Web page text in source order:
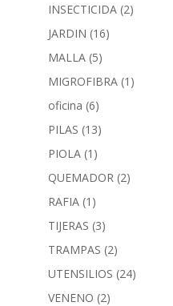
INSECTICIDA (2)
JARDIN (16)
MALLA (5)
MIGROFIBRA (1)
oficina (6)
PILAS (13)
PIOLA (1)
QUEMADOR (2)
RAFIA (1)
TIJERAS (3)
TRAMPAS (2)
UTENSILIOS (24)
VENENO (2)